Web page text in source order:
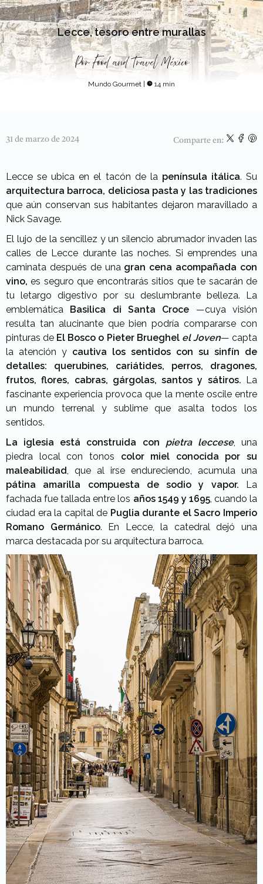
Lecce, tesoro entre murallas
Por Food and Travel México
Mundo Gourmet 14 min
31 de marzo de 2024 Comparte en:
Lecce se ubica en el tacón de la península itálica. Su
arquitectura barroca, deliciosa pasta y las tradiciones
que aún conservan sus habitantes dejaron maravillado a
Nick Savage.
El lujo de la sencillez y un silencio abrumador invaden las
calles de Lecce durante las noches. Si emprendes una
caminata después de una gran cena acompañada con
vino, es seguro que encontrarás sitios que te sacarán de
tu letargo digestivo por su deslumbrante belleza. La
emblemática Basilica di Santa Croce —cuya visión
resulta tan alucinante que bien podría compararse con
pinturas de El Bosco o Pieter Brueghel el Joven— capta
la atención y cautiva los sentidos con su sinfín de
detalles: querubines, cariátides, perros, dragones,
frutos, flores, cabras, gárgolas, santos y sátiros. La
fascinante experiencia provoca que la mente oscile entre
un mundo terrenal y sublime que asalta todos los
sentidos.
La iglesia está construida con pietra leccese, una
piedra local con tonos color miel conocida por su
maleabilidad, que al irse endureciendo, acumula una
pátina amarilla compuesta de sodio y vapor. La
fachada fue tallada entre los años 1549 y 1695, cuando la
ciudad era la capital de Puglia durante el Sacro Imperio
Romano Germánico. En Lecce, la catedral dejó una
marca destacada por su arquitectura barroca.